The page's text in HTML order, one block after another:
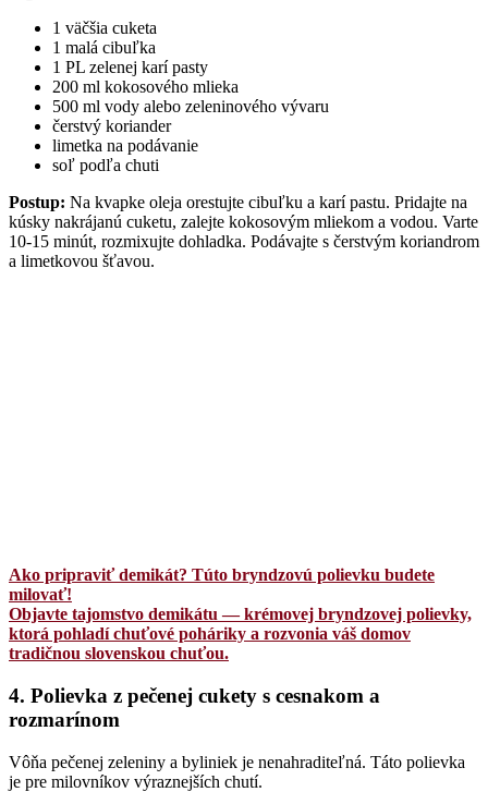
1 väčšia cuketa
1 malá cibuľka
1 PL zelenej karí pasty
200 ml kokosového mlieka
500 ml vody alebo zeleninového vývaru
čerstvý koriander
limetka na podávanie
soľ podľa chuti
Postup: Na kvapke oleja orestujte cibuľku a karí pastu. Pridajte na
kúsky nakrájanú cuketu, zalejte kokosovým mliekom a vodou. Varte
10-15 minút, rozmixujte dohladka. Podávajte s čerstvým koriandrom
a limetkovou šťavou.
Ako pripraviť demikát? Túto bryndzovú polievku budete
milovať!
Objavte tajomstvo demikátu — krémovej bryndzovej polievky,
ktorá pohladí chuťové poháriky a rozvonia váš domov
tradičnou slovenskou chuťou.
4. Polievka z pečenej cukety s cesnakom a
rozmarínom
Vôňa pečenej zeleniny a byliniek je nenahraditeľná. Táto polievka
je pre milovníkov výraznejších chutí.